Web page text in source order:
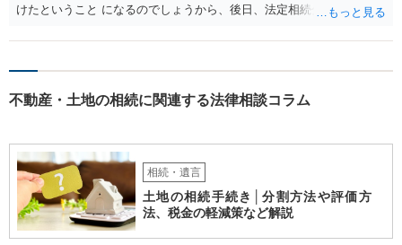
けたということ になるのでしょうから、後日、法定相続分に基づいて
不動産・土地の相続に関連する法律相談コラム
相続・遺言
土地の相続手続き│分割方法や評価方
法、税金の軽減策など解説